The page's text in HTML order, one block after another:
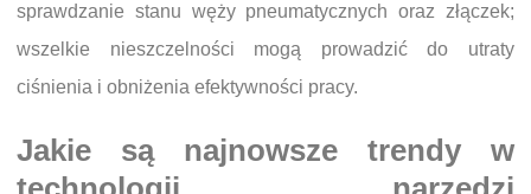
sprawdzanie stanu węży pneumatycznych oraz złączek;
wszelkie nieszczelności mogą prowadzić do utraty
ciśnienia i obniżenia efektywności pracy.
Jakie są najnowsze trendy w